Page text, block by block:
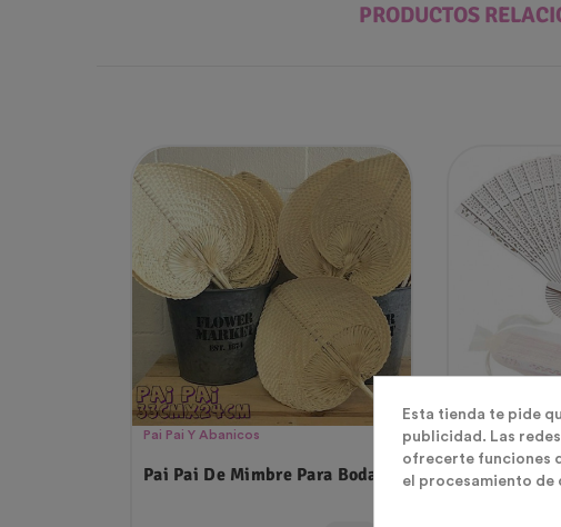
PRODUCTOS
Pai Pai Y Abanicos
Pai Pai De Mimbre Para Boda
Pai Pai Y
50
Esta tienda te pide
publicidad. Las
ofrecerte funciones
el procesamiento de